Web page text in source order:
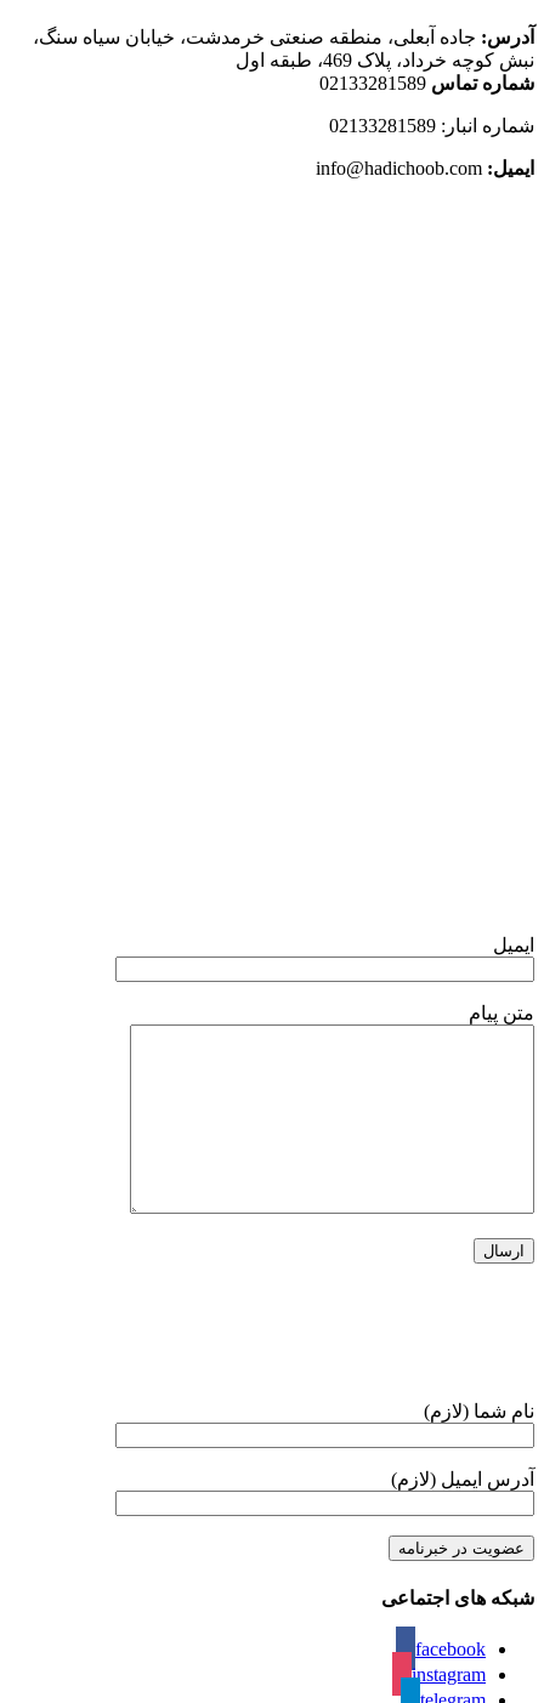
آدرس: جاده آبعلی، منطقه صنعتی خرمدشت، خیابان سیاه سنگ،
نبش کوچه خرداد، پلاک 469، طبقه اول
شماره تماس 02133281589
شماره انبار: 02133281589
ایمیل:
ایمیل
متن پیام
نام شما (لازم)
آدرس ایمیل (لازم)
شبکه های اجتماعی
facebook
instagram